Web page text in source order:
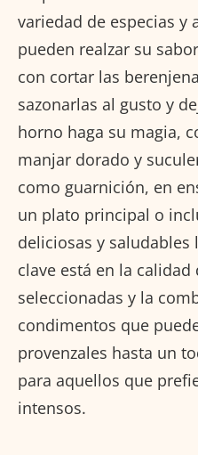
variedad de especias y
pueden realzar su
con cortar las
sazonarlas al gusto y
horno haga su magia,
manjar dorado y
como guarnición, en
un plato principal o
deliciosas y saludables
clave está en la calidad
seleccionadas y la
condimentos que
provenzales hasta un
para aquellos que
intensos.